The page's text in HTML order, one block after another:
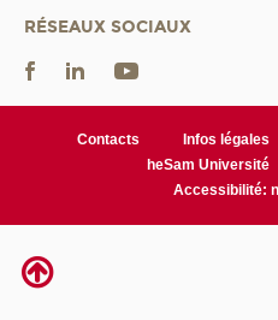
RÉSEAUX SOCIAUX
Contacts Infos légales
heSam Université
Accessibilité: